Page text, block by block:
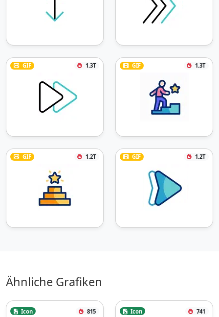
GIF 1.3T GIF 1.3T
GIF 1.2T GIF 1.2T
Ähnliche Grafiken
Icon 815 Icon 741